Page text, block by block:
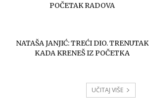
POČETAK RADOVA
NATAŠA JANJIĆ: TREĆI DIO. TRENUTAK
KADA KRENEŠ IZ POČETKA
UČITAJ VIŠE